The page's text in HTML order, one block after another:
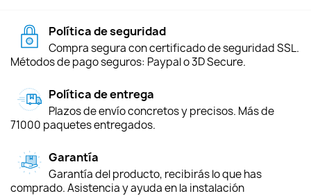
Política de seguridad
Compra segura con certificado de seguridad SSL.
Métodos de pago seguros: Paypal o 3D Secure.
Política de entrega
Plazos de envío concretos y precisos. Más de
71000 paquetes entregados.
Garantía
Garantía del producto, recibirás lo que has
comprado. Asistencia y ayuda en la instalación